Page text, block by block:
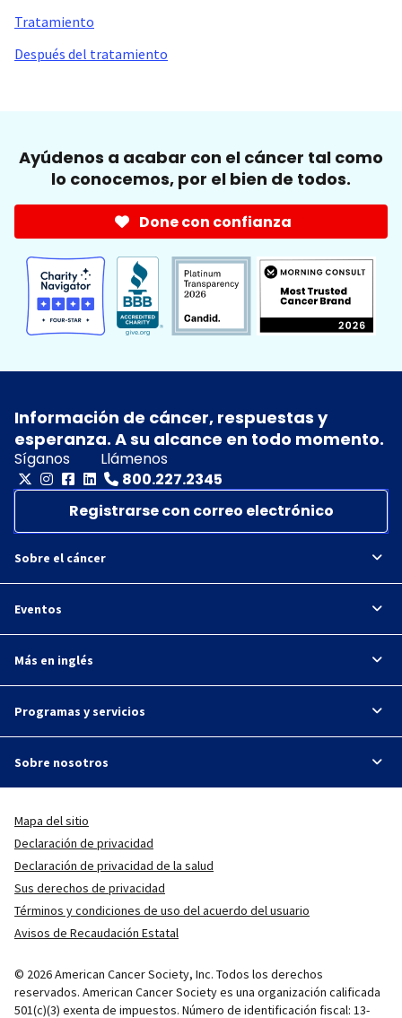
Tratamiento
Después del tratamiento
Ayúdenos a acabar con el cáncer tal como
lo conocemos, por el bien de todos.
Done con confianza
Información de cáncer, respuestas y
esperanza. A su alcance en todo momento.
Síganos
Llámenos
800.227.2345
Registrarse con correo electrónico
Sobre el cáncer
Eventos
Más en inglés
Programas y servicios
Sobre nosotros
Mapa del sitio
Declaración de privacidad
Declaración de privacidad de la salud
Sus derechos de privacidad
Términos y condiciones de uso del acuerdo del usuario
Avisos de Recaudación Estatal
© 2026 American Cancer Society, Inc. Todos los derechos
reservados. American Cancer Society es una organización calificada
501(c)(3) exenta de impuestos. Número de identificación fiscal: 13-